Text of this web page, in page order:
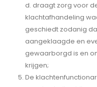
d. draagt zorg voor
klachtafhandeling
geschiedt zodanig
aangeklaagde en
gewaarborgd is en
krijgen;
De